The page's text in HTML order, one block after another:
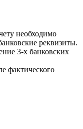
необходимо
реквизиты.
3-х банковских
фактического